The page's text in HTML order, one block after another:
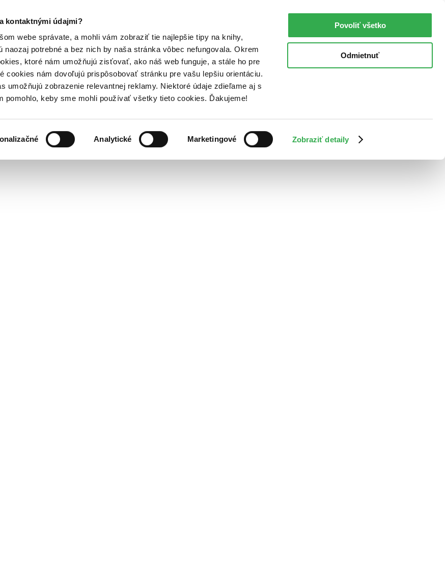
kontaktnými údajmi?
webe správate, a mohli vám zobraziť tie najlepšie tipy na knihy,
naozaj potrebné a bez nich by naša stránka vôbec nefungovala. Okrem
ktoré nám umožňujú zisťovať, ako náš web funguje, a stále ho pre
cookies nám dovoľujú prispôsobovať stránku pre vašu lepšiu orientáciu.
umožňujú zobrazenie relevantnej reklamy. Niektoré údaje zdieľame aj s
pomohlo, keby sme mohli používať všetky tieto cookies. Ďakujeme!
Analytické Marketingové Zobraziť detaily
Povoliť všetko
Odmietnuť